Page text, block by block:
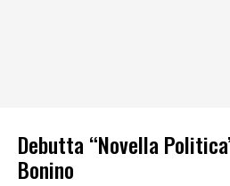
Debutta “Novella
Bonino